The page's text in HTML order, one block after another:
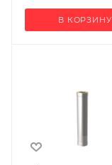
В КОРЗИНУ
250